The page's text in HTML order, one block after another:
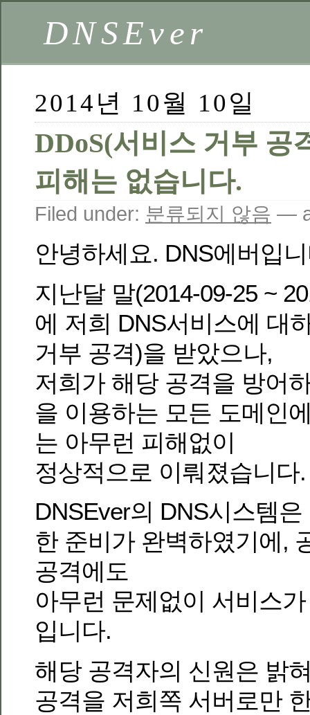
DNSEver
2014년 10월 10일
DDoS(서비스 거부 공
피해는 없습니다.
Filed under: 분류되지 않음 —
안녕하세요. DNS에버입
지난달 말(2014-09-25 ~
에 저희 DNS서비스에 대
거부 공격)을 받았으나,
저희가 해당 공격을 방어
을 이용하는 모든 도메인
는 아무런 피해없이
정상적으로 이뤄졌습니다.
DNSEver의 DNS시스템
한 준비가 완벽하였기에,
공격에도
아무런 문제없이 서비스
입니다.
해당 공격자의 신원은 밝
공격을 저희쪽 서버로만